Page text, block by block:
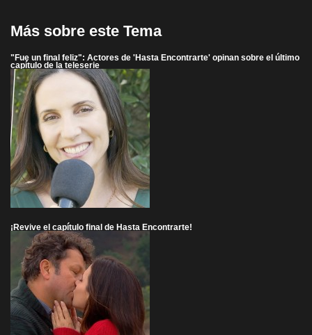
Más sobre este Tema
"Fue un final feliz": Actores de 'Hasta Encontrarte' opinan sobre el último
capítulo de la teleserie
¡Revive el capítulo final de Hasta Encontrarte!